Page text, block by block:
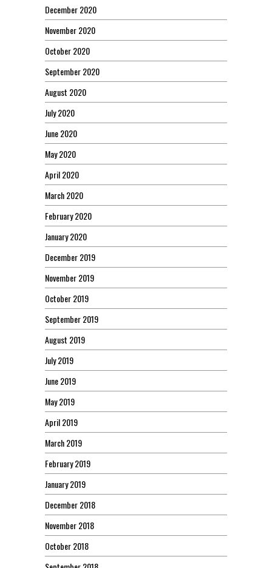
December 2020
November 2020
October 2020
September 2020
August 2020
July 2020
June 2020
May 2020
April 2020
March 2020
February 2020
January 2020
December 2019
November 2019
October 2019
September 2019
August 2019
July 2019
June 2019
May 2019
April 2019
March 2019
February 2019
January 2019
December 2018
November 2018
October 2018